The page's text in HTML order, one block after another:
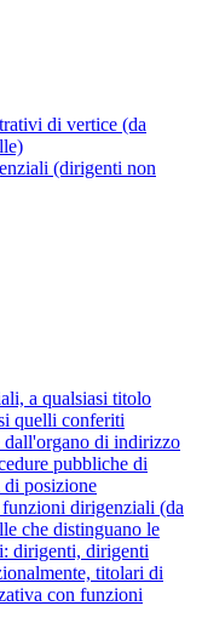
di vertice (da
(dirigenti non
a qualsiasi titolo
quelli conferiti
dall'organo di indirizzo
pubbliche di
di posizione
dirigenziali (da
che distinguano le
dirigenti, dirigenti
titolari di
con funzioni